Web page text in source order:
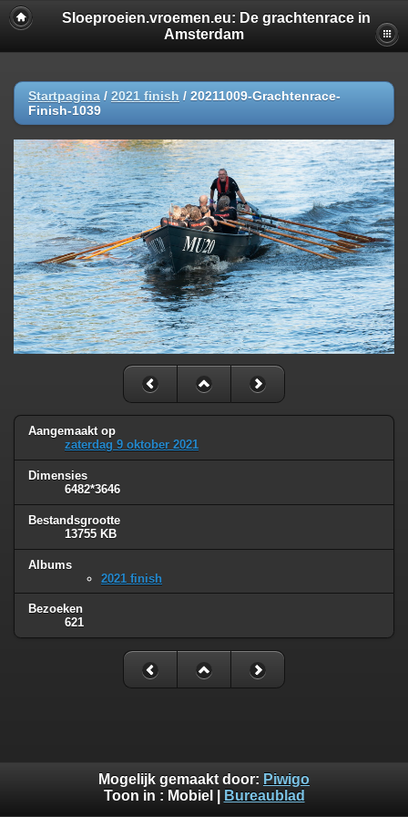
Sloeproeien.vroemen.eu: De grachtenrace in
Amsterdam
Startpagina / 2021 finish / 20211009-Grachtenrace-
Finish-1039
Aangemaakt op
zaterdag 9 oktober 2021
Dimensies
6482*3646
Bestandsgrootte
13755 KB
Albums
2021 finish
Bezoeken
621
Mogelijk gemaakt door: Piwigo
Toon in : Mobiel Bureaublad